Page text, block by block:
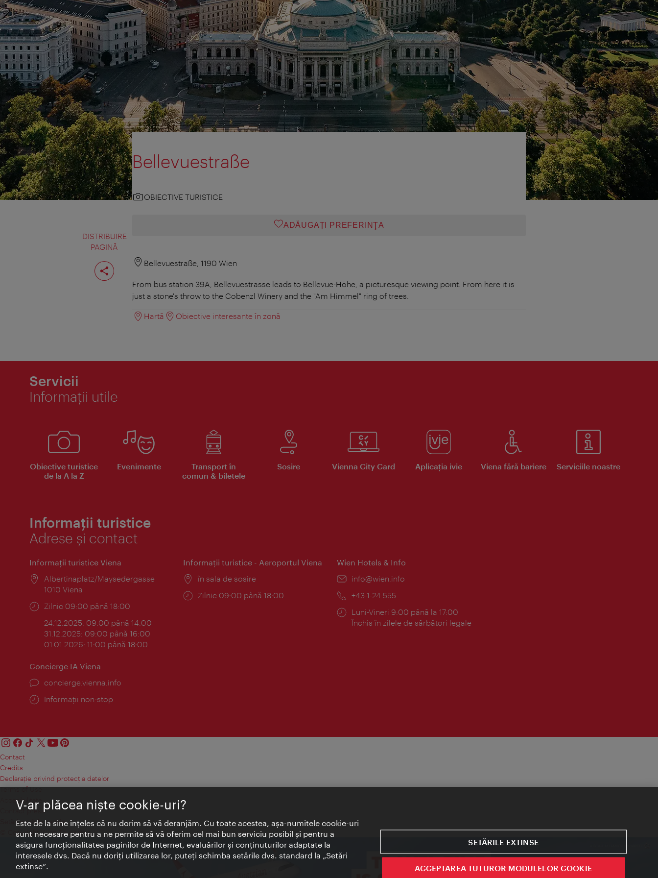
DISTRIBUIRE
PAGINĂ
Distribuiţi
pagina
Bellevuestraße
OBIECTIVE TURISTICE
ADĂUGAȚI PREFERINŢA
Bellevuestraße, 1190 Wien
From bus station 39A, Bellevuestrasse leads to Bellevue-Höhe, a picturesque viewing point. From here it is
just a stone's throw to the Cobenzl Winery and the "Am Himmel" ring of trees.
Hartă Obiective interesante în zonă
Servicii
Informaţii utile
Obiective turistice
de la A la Z
Evenimente
Transport în
comun & biletele
Sosire Vienna City Card Aplicaţia ivie Viena fără bariere Serviciile noastre
Informații turistice
Adrese și contact
Informaţii turistice Viena
Locul:
Albertinaplatz/Maysedergasse
1010 Viena
Program:
Zilnic 09:00 până 18:00
24.12.2025: 09:00 până 14:00
31.12.2025: 09:00 până 16:00
01.01.2026: 11:00 până 18:00
Informaţii turistice - Aeroportul Viena
Locul:
în sala de sosire
Program:
Zilnic 09:00 până 18:00
Wien Hotels & Info
E-
info@wien.info
Telefon:
+43-1-24 555
Program:
Luni-Vineri 9:00 până la 17:00
Închis în zilele de sărbători legale
Concierge IA Viena
concierge.vienna.info
Informații non-stop
Contact
Credits
Declaraţie privind protecţia datelor
Terms of Use
Accesibilitate
Contact presa
Setări module cookie
© Copyright Wien Tourismus
V-ar plăcea nişte cookie-uri?
Este de la sine înţeles că nu dorim să vă deranjăm. Cu toate acestea, aşa-numitele cookie-uri
sunt necesare pentru a ne permite să vă oferim cel mai bun serviciu posibil şi pentru a
asigura funcţionalitatea paginilor de Internet, evaluărilor şi conţinuturilor adaptate la
interesele dvs. Dacă nu doriţi utilizarea lor, puteţi schimba setările dvs. standard la „Setări
extinse“.
SETĂRILE EXTINSE
ACCEPTAREA TUTUROR MODULELOR COOKIE